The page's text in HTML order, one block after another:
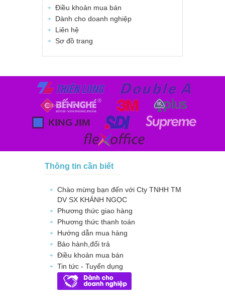
Điều khoản mua bán
Dành cho doanh nghiệp
Liên hệ
Sơ đồ trang
Thông tin cần biết
Chào mừng bạn đến với Cty TNHH TM
DV SX KHÁNH NGỌC
Phương thức giao hàng
Phương thức thanh toán
Hướng dẫn mua hàng
Bảo hành,đổi trả
Điều khoản mua bán
Tin tức - Tuyển dụng